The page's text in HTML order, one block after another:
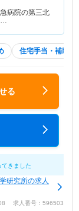
病院の第三北
…
住宅手当・補助
る
きました
研究所の求人
求人番号：596503